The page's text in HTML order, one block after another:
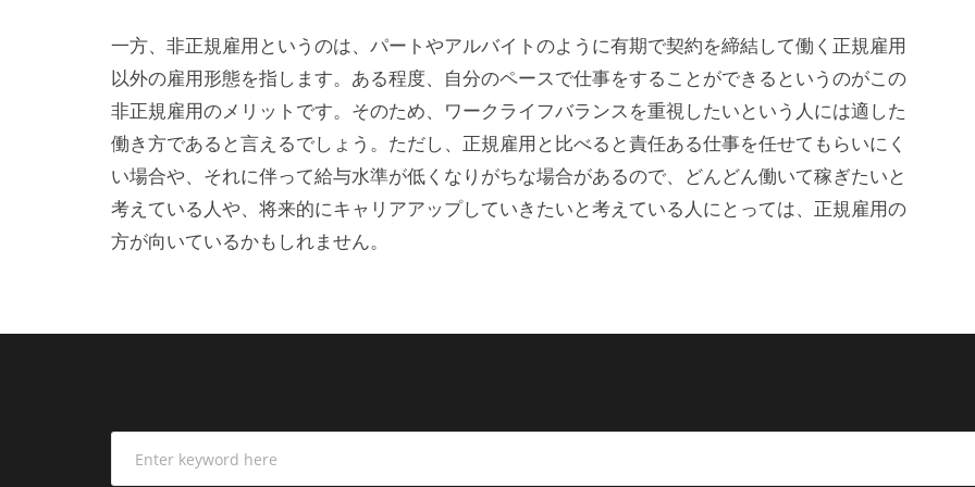
一方、非正規雇用というのは、パートやアルバイトのように有期で契約を締結して働く正規雇用
以外の雇用形態を指します。ある程度、自分のペースで仕事をすることができるというのがこの
非正規雇用のメリットです。そのため、ワークライフバランスを重視したいという人には適した
働き方であると言えるでしょう。ただし、正規雇用と比べると責任ある仕事を任せてもらいにく
い場合や、それに伴って給与水準が低くなりがちな場合があるので、どんどん働いて稼ぎたいと
考えている人や、将来的にキャリアアップしていきたいと考えている人にとっては、正規雇用の
方が向いているかもしれません。